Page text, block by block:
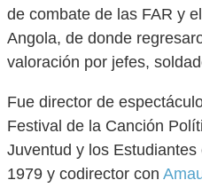
de combate de las FAR y
Angola, de donde
valoración por jefes,
Fue director de
Festival de la Canción
Juventud y los
1979 y codirector con